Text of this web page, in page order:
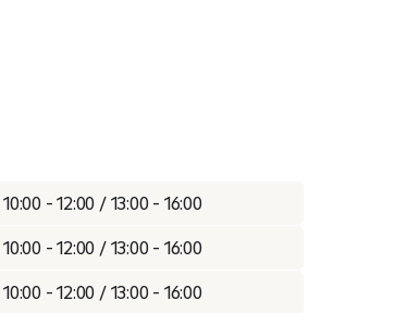
10:00 - 12:00 / 13:00 - 16:00
10:00 - 12:00 / 13:00 - 16:00
10:00 - 12:00 / 13:00 - 16:00